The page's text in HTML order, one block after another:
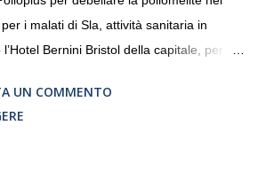
i malati di Sla, attività sanitaria in
Bernini Bristol della capitale, per la
Rotary Club Roma Sud-Est che festeggia
Un’occasione per raccontare al
UN COMMENTO